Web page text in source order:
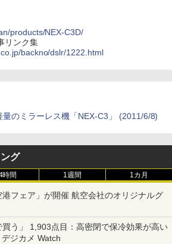
products/NEX-C3D/
リンク集
backno/dslr/1222.html
量のミラーレス機「NEX-C3」 (2011/6/8)
グ
時間 1週間 1カ月
フェア」が開催 航空会社のオリジナルグ
買う」 1,903点目：高密閉で保冷効果が高い
ジカメ Watch